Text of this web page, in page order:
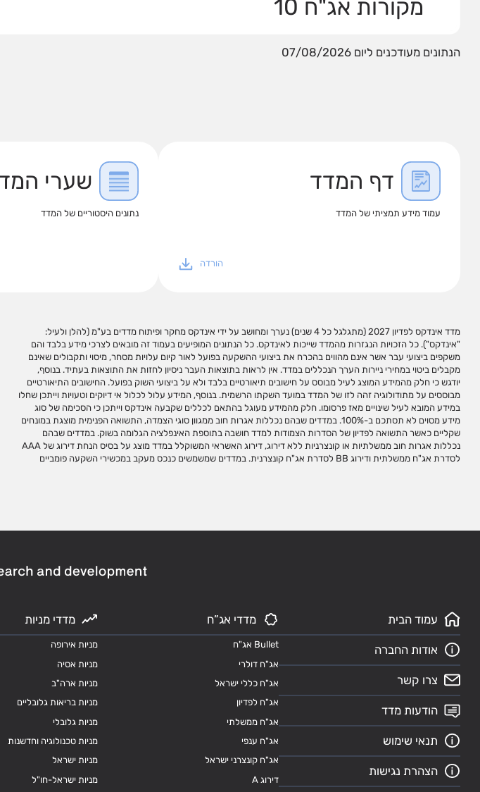
מקורות אג"ח 10
הנתונים מעודכנים ליום 07/08/2026
דף המדד
עמוד מידע תמציתי של המדד
הורדה
שערי
נתונים היסטוריים של המדד
מדד אינדקס לפדיון 2027 (מתגלגל כל 4 שנים) נערך ומחושב על ידי אינדקס מחקר ופיתוח מדדים בע"מ (להלן ולעיל:
"אינדקס"). כל הזכויות הנגזרות מהמדד שייכות לאינדקס. כל הנתונים המופיעים בעמוד זה מובאים לצרכי מידע בלבד והם
משקפים ביצועי עבר אשר אינם מהווים בהכרח את ביצועי ההשקעה בפועל לאור קיום עלויות מסחר, מיסוי ותקבולים שאינם
מקבלים ביטוי במחירי ניירות הערך הנכללים במדד. אין לראות בתוצאות העבר ניסיון לחזות את התוצאות בעתיד. בנוסף,
יודגש כי חלק מהמידע המוצג לעיל מבוסס על חישובים תיאורטיים בלבד ולא על ביצועי השוק בפועל. החישובים התיאורטיים
מבוססים על מתודולוגיה זהה לזו של המדד במועד השקתו הרשמית. בנוסף, המידע עלול לכלול אי דיוקים וטעויות וייתכן שחלו
במידע המובא לעיל שינויים מאז פרסומו. חלק מהמידע מעוגל בהתאם לכללים שקבעה אינדקס וייתכן כי הסכימה של סוג
מידע מסוים לא תסתכם ב-100%. במדדים שבהם נכללות אגרות חוב ממגוון סוגי הצמדה, התשואה הפנימית מוצגת במונחים
שקליים כאשר התשואה לפדיון של הסדרות הצמודות למדד חושבה בתוספת האינפלציה הגלומה בשוק. במדדים שבהם
נכללות אגרות חוב ממשלתיות או קונצרניות ללא דירוג, דירוג האשראי המשוקלל במדד מוצג על בסיס הנחת דירוג של AAA
לסדרת אג"ח ממשלתית ודירוג BB לסדרת אג"ח קונצרנית. במדדים שמשמשים כנכס מעקב במכשירי השקעה פומביים
עשויים להופיע שמות המכשירים, סימנים מזהים שלהם וקישורים לאתרי מידע רלוונטי. אינדקס לא תהא אחראית בכל צורה
שהיא לנזק או הפסד שיגרמו משימוש במידע המופיע בעמוד זה ו/או בקישורים כאמור, אם יגרמו, ואינה מתחייבת כי שימוש
במידע זה עשוי ליצור רווחים בידי המשתמש. אין לראות במידע המופיע בעמוד זה ו/או בקישורים כאמור המלצה לביצוע
פעולות השקעה ו/או תחליף לייעוץ/שיווק השקעות האמור להינתן באופן פרטני על פי צרכי המשקיע ו/או תחליף לשיקול דעתו
העצמאי של הקורא. מדדי ניירות ערך אינם מהווים מכשירי השקעה ולא ניתן להשקיע בהם באופן ישיר. אינדקס עוסקת בניתוח
ובפיתוח, חישוב ועריכת מדדי ניירות ערך למגוון צרכי השקעה ואינה מנהלת, מאשרת, משווקת או מקדמת מכשירי השקעה על
המדדים שהיא עורכת ו/או מחשבת. השימוש במדדי אינדקס לצורך יצירת מכשירי השקעה מחייב התקשרות עם אינדקס
לקבלת זכויות שימוש במדדים. שמות המדדים הינם סימנים מסחריים של אינדקס. אין לבצע כל שימוש בסימנים המסחריים של
אינדקס ללא אישור מראש ובכתב מאינדקס. אין להעתיק, לשכפל, לצטט ו/או לפרסם עמוד זה, או כל חלק ממנו ללא קבלת
עמוד הבית
אודות החברה
צרו קשר
הודעות מדד
תנאי שימוש
הצהרת נגישות
מדדי אג”ח
Bullet אג"ח
אג"ח דולרי
אג"ח כללי ישראל
אג"ח לפדיון
אג"ח ממשלתי
אג"ח ענפי
אג"ח קונצרני ישראל
דירוג A
מדדי מניות
מניות אירופה
מניות אסיה
מניות ארה"ב
מניות בריאות גלובליים
מניות גלובלי
מניות טכנולוגיה וחדשנות
מניות ישראל
מניות ישראל-חו"ל